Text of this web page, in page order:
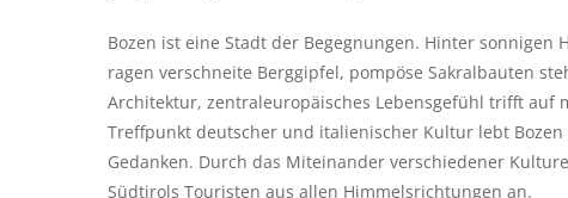
Bozen ist eine Stadt der Begegnungen. Hinter sonnigen
ragen verschneite Berggipfel, pompöse Sakralbauten
Architektur, zentraleuropäisches Lebensgefühl trifft auf
Treffpunkt deutscher und italienischer Kultur lebt
Gedanken. Durch das Miteinander verschiedener
Südtirols Touristen aus allen Himmelsrichtungen an.